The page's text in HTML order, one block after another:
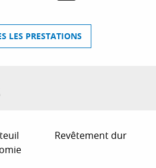
LES PRESTATIONS
Revêtement dur